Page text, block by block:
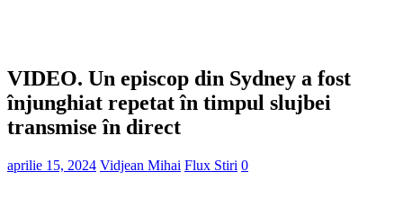
VIDEO. Un episcop din Sydney a fost
înjunghiat repetat în timpul slujbei
transmise în direct
aprilie 15, 2024 Vidjean Mihai Flux Stiri 0